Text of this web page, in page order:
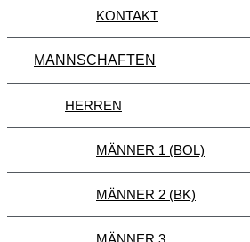
KONTAKT
MANNSCHAFTEN
HERREN
MÄNNER 1 (BOL)
MÄNNER 2 (BK)
MÄNNER 3